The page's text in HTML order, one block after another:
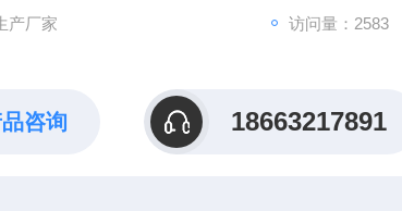
产厂家 访问量：2583
咨询 18663217891